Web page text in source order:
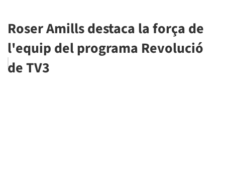
Roser Amills destaca la força de
l'equip del programa Revolució
de TV3